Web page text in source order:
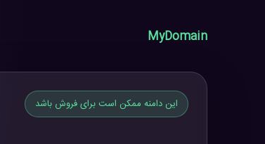
MyDomain
این دامنه ممکن است برای فروش باشد